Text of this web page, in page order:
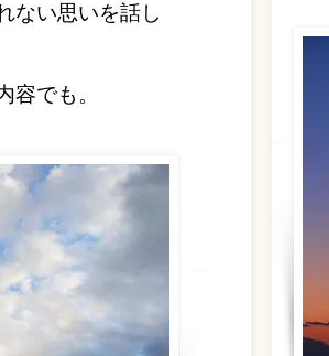
ない思いを話し
容でも。